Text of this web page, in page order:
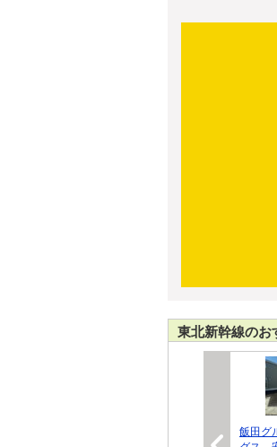
東北新幹線のお
飯田グ